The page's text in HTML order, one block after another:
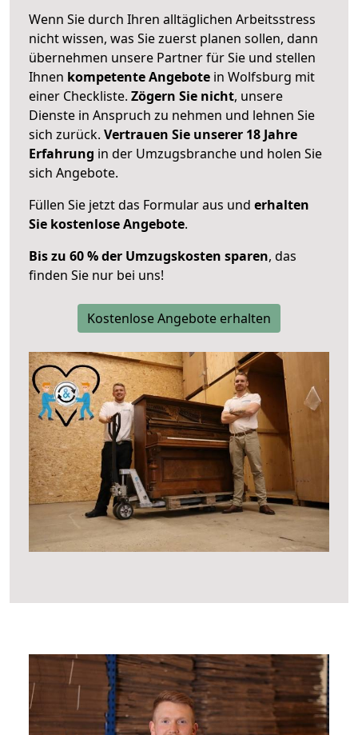
Wenn Sie durch Ihren alltäglichen Arbeitsstress
nicht wissen, was Sie zuerst planen sollen, dann
übernehmen unsere Partner für Sie und stellen
Ihnen kompetente Angebote in Wolfsburg mit
einer Checkliste. Zögern Sie nicht, unsere
Dienste in Anspruch zu nehmen und lehnen Sie
sich zurück. Vertrauen Sie unserer 18 Jahre
Erfahrung in der Umzugsbranche und holen Sie
sich Angebote.
Füllen Sie jetzt das Formular aus und erhalten
Sie kostenlose Angebote.
Bis zu 60 % der Umzugskosten sparen, das
finden Sie nur bei uns!
Kostenlose Angebote erhalten